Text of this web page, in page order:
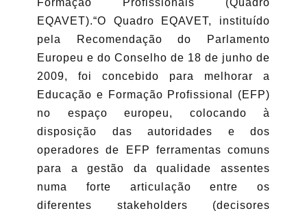
Formação Profissionais (Quadro
EQAVET).“O Quadro EQAVET, instituído
pela Recomendação do Parlamento
Europeu e do Conselho de 18 de junho de
2009, foi concebido para melhorar a
Educação e Formação Profissional (EFP)
no espaço europeu, colocando à
disposição das autoridades e dos
operadores de EFP ferramentas comuns
para a gestão da qualidade assentes
numa forte articulação entre os
diferentes stakeholders (decisores